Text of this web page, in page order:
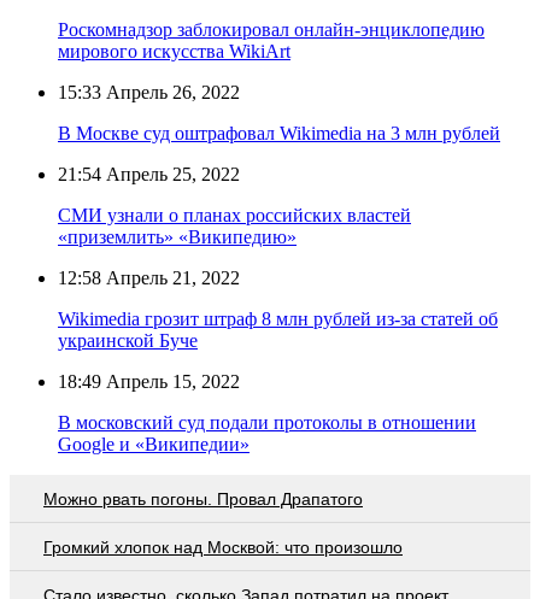
Роскомнадзор заблокировал онлайн-энциклопедию
мирового искусства WikiArt
15:33 Апрель 26, 2022
В Москве суд оштрафовал Wikimedia на 3 млн рублей
21:54 Апрель 25, 2022
СМИ узнали о планах российских властей
«приземлить» «Википедию»
12:58 Апрель 21, 2022
Wikimedia грозит штраф 8 млн рублей из-за статей об
украинской Буче
18:49 Апрель 15, 2022
В московский суд подали протоколы в отношении
Google и «Википедии»
Можно рвать погоны. Провал Драпатого
Громкий хлопок над Москвой: что произошло
Стало известно, сколько Запад потратил на проект